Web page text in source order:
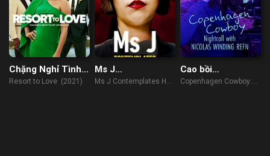
Chặng Nghỉ Tình
Yêu
Resort to Love (2021)
Ms J
Contemplates
Ms J Contemplates Her
Cao bồi
Copenhagen: Trò
Copenhagen Cowboy: